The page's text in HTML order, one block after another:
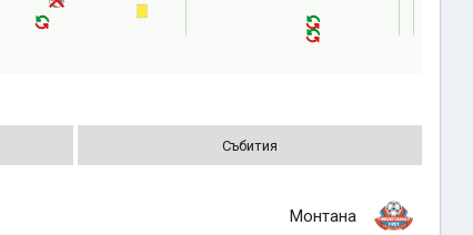
Събития
Монтана